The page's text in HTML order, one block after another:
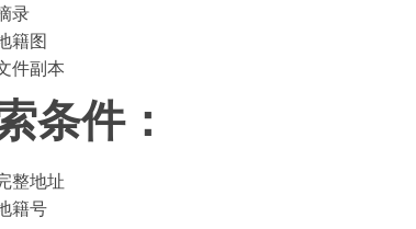
录
籍图
件副本
条件：
整地址
籍号